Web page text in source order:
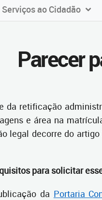
Serviços ao Cidadão
Parecer
da retificação
e área na
legal decorre do
para solicitar
da Portaria